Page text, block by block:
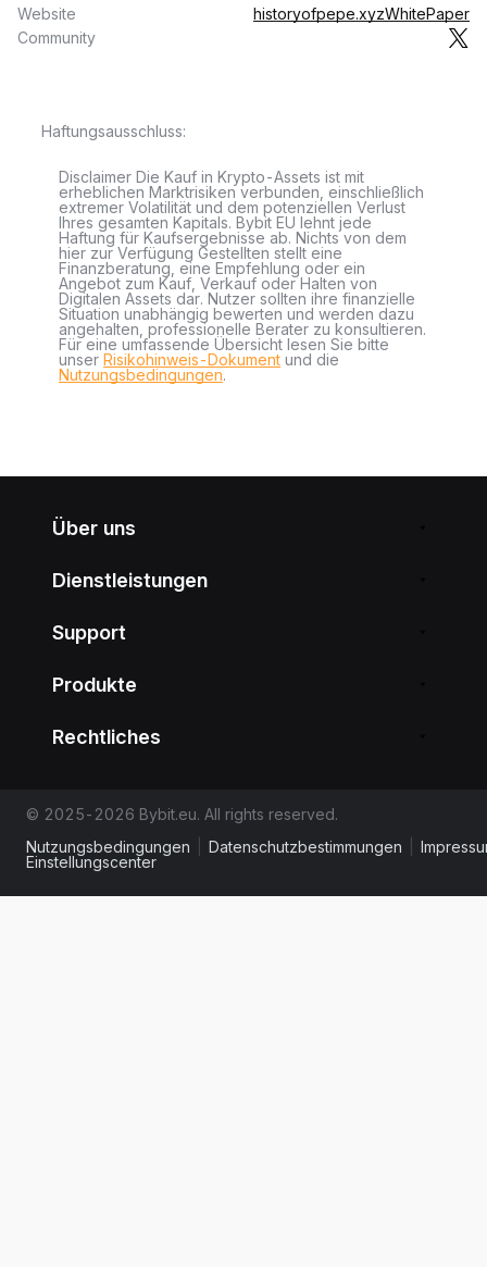
Website historyofpepe.xyzWhitePaper
Community
Haftungsausschluss:
Disclaimer Die Kauf in Krypto-Assets ist mit
erheblichen Marktrisiken verbunden, einschließlich
extremer Volatilität und dem potenziellen Verlust
Ihres gesamten Kapitals. Bybit EU lehnt jede
Haftung für Kaufsergebnisse ab. Nichts von dem
hier zur Verfügung Gestellten stellt eine
Finanzberatung, eine Empfehlung oder ein
Angebot zum Kauf, Verkauf oder Halten von
Digitalen Assets dar. Nutzer sollten ihre finanzielle
Situation unabhängig bewerten und werden dazu
angehalten, professionelle Berater zu konsultieren.
Für eine umfassende Übersicht lesen Sie bitte
unser Risikohinweis-Dokument und die
Nutzungsbedingungen.
Über uns
Dienstleistungen
Support
Produkte
Rechtliches
© 2025-2026 Bybit.eu. All rights reserved.
Nutzungsbedingungen
Datenschutzbestimmungen
Einstellungscenter